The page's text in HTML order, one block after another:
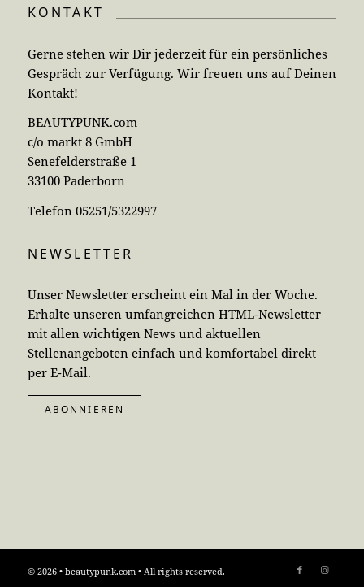
KONTAKT
Gerne stehen wir Dir jederzeit für ein persönliches
Gespräch zur Verfügung. Wir freuen uns auf Deinen
Kontakt!
BEAUTYPUNK.com
c/o markt 8 GmbH
Senefelderstraße 1
33100 Paderborn
Telefon 05251/5322997
NEWSLETTER
Unser Newsletter erscheint ein Mal in der Woche.
Erhalte unseren umfangreichen HTML-Newsletter
mit allen wichtigen News und aktuellen
Stellenangeboten einfach und komfortabel direkt
per E-Mail.
ABONNIEREN
© 2026 • beautypunk.com • All rights reserved.